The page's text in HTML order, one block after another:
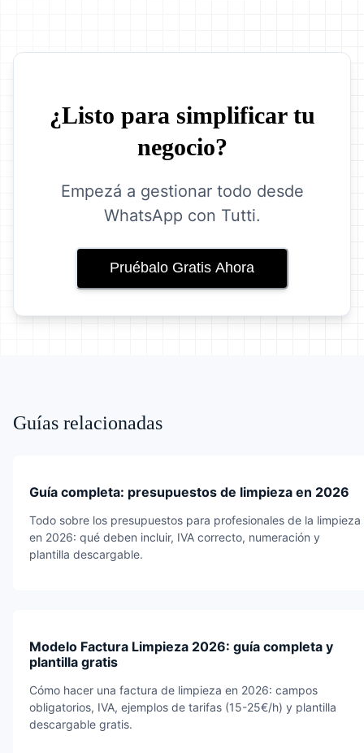
¿Listo para simplificar tu
negocio?
Empezá a gestionar todo desde
WhatsApp con Tutti.
Pruébalo Gratis Ahora
Guías relacionadas
Guía completa: presupuestos de limpieza en 2026
Todo sobre los presupuestos para profesionales de la limpieza
en 2026: qué deben incluir, IVA correcto, numeración y
plantilla descargable.
Modelo Factura Limpieza 2026: guía completa y
plantilla gratis
Cómo hacer una factura de limpieza en 2026: campos
obligatorios, IVA, ejemplos de tarifas (15-25€/h) y plantilla
descargable gratis.